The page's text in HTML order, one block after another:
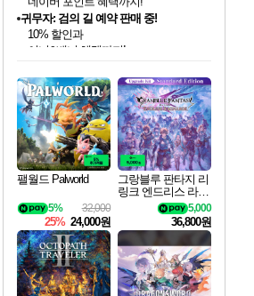
최대 90% 할인가를 만나보세요!
네이버혜택과 함께 만나보세요!
50%할인&추가 적립까지!
네이버 포인트 혜택까지!
귀무자: 검의 길 예약 판매 중!
10% 할인과
이니&베니 혜택까지!
네이버 혜택가와 함께 예약하세요!
할인&네이버혜택으로 만나보세요!
네이버페이 혜택과 만나보세요!
40주년 프로모션으로 만나보세요!
할인가에 만나보세요!
일부 에디션 상시 할인!
혜택으로 예약 판매 중
편안하게 충전하세요
팰월드 Palworld
32,000
5%
25% 24,000원
그랑블루 판타지 리
링크 엔드리스 라그
나로크 업그레이드
킷 Granblue Fantasy
Relink Endless Ragn
arok Upgrade Kit DL
C
5,000
36,800원